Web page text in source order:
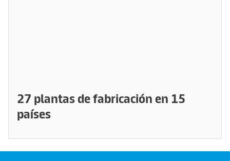
27 plantas de fabricación en 15
países